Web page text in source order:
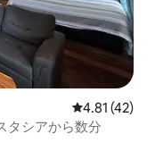
レビュー42
4.81 (42)
タシアから数分